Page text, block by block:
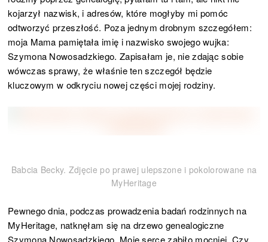
kojarzył nazwisk, i adresów, które mogłyby mi pomóc
odtworzyć przeszłość. Poza jednym drobnym szczegółem:
moja Mama pamiętała imię i nazwisko swojego wujka:
Szymona Nowosadzkiego. Zapisałam je, nie zdając sobie
wówczas sprawy, że właśnie ten szczegół będzie
kluczowym w odkryciu nowej części mojej rodziny.
Babcia Becky. Zdjęcie po prawej ulepszone i pokolorowane na
MyHeritage
Pewnego dnia, podczas prowadzenia badań rodzinnych na
MyHeritage, natknęłam się na drzewo genealogiczne
Szymona Nowosadzkiego. Moje serce zabiło mocniej. Czy